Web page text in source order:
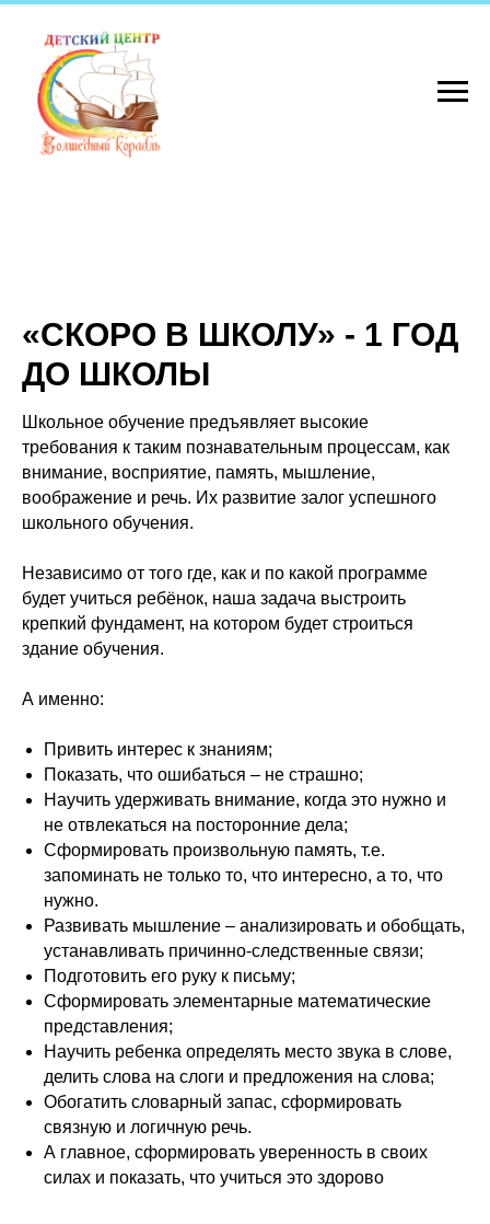
«СКОРО В ШКОЛУ» - 1 ГОД
ДО ШКОЛЫ
Школьное обучение предъявляет высокие
требования к таким познавательным процессам, как
внимание, восприятие, память, мышление,
воображение и речь. Их развитие залог успешного
школьного обучения.
Независимо от того где, как и по какой программе
будет учиться ребёнок, наша задача выстроить
крепкий фундамент, на котором будет строиться
здание обучения.
А именно:
Привить интерес к знаниям;
Показать, что ошибаться – не страшно;
Научить удерживать внимание, когда это нужно и
не отвлекаться на посторонние дела;
Сформировать произвольную память, т.е.
запоминать не только то, что интересно, а то, что
нужно.
Развивать мышление – анализировать и обобщать,
устанавливать причинно-следственные связи;
Подготовить его руку к письму;
Сформировать элементарные математические
представления;
Научить ребенка определять место звука в слове,
делить слова на слоги и предложения на слова;
Обогатить словарный запас, сформировать
связную и логичную речь.
А главное, сформировать уверенность в своих
силах и показать, что учиться это здорово